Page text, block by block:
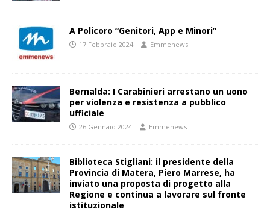
A Policoro “Genitori, App e Minori”
17 Febbraio 2024 Emmenews
Bernalda: I Carabinieri arrestano un uono
per violenza e resistenza a pubblico
ufficiale
26 Gennaio 2024 Emmenews
Biblioteca Stigliani: il presidente della
Provincia di Matera, Piero Marrese, ha
inviato una proposta di progetto alla
Regione e continua a lavorare sul fronte
istituzionale